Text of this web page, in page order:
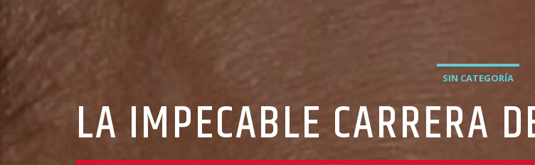
SIN CATEGORÍA
LA IMPECABLE CARRERA